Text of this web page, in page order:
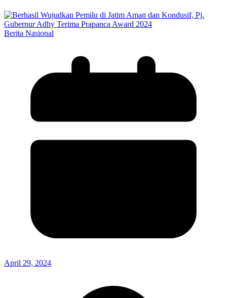
Berita Nasional
April 29, 2024